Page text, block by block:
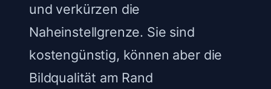
und verkürzen die
Naheinstellgrenze. Sie sind
kostengünstig, können aber die
Bildqualität am Rand